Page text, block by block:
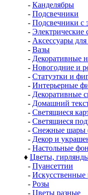
- Канделябры
- Подсвечники
- Подсвечники с
- Электрические
- Аксессуары
- Вазы
- Декоративные
- Новогодние и
- Статуэтки и
- Интерьерные
- Декоративные
- Домашний
- Светящиеся
- Светящиеся
- Снежные шары
- Декор и
- Настольные
♦ Цветы,
- Пуансеттии
- Искусственные
- Розы
- Цветы разные